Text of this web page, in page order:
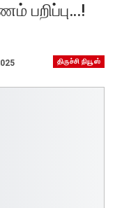
பறிப்பு…!
திருச்சி நியூஸ்